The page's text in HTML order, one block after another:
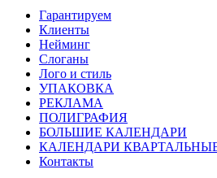
Гарантируем
Клиенты
Нейминг
Слоганы
Лого и стиль
УПАКОВКА
РЕКЛАМА
ПОЛИГРАФИЯ
БОЛЬШИЕ КАЛЕНДАРИ
КАЛЕНДАРИ
Контакты